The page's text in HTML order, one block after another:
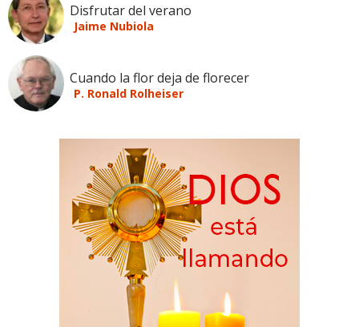
Disfrutar del verano
Jaime Nubiola
Cuando la flor deja de florecer
P. Ronald Rolheiser